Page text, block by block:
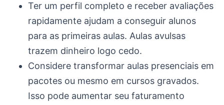
Ter um perfil completo e receber avaliações
rapidamente ajudam a conseguir alunos
para as primeiras aulas. Aulas avulsas
trazem dinheiro logo cedo.
Considere transformar aulas presenciais em
pacotes ou mesmo em cursos gravados.
Isso pode aumentar seu faturamento